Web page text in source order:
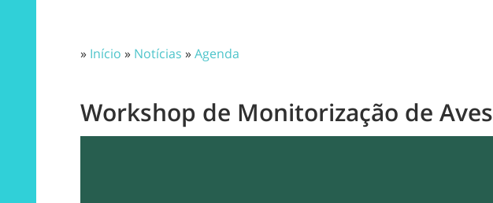
» Início » Notícias »Agenda
Workshop de Monitorização de Aves